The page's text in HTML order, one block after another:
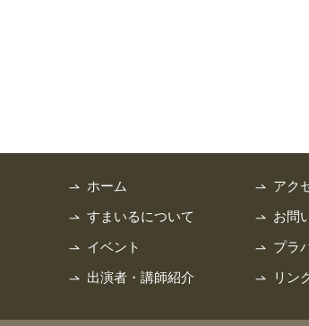
ホーム
すまいるについて
イベント
出演者・講師紹介
アク
お問
プラ
リン